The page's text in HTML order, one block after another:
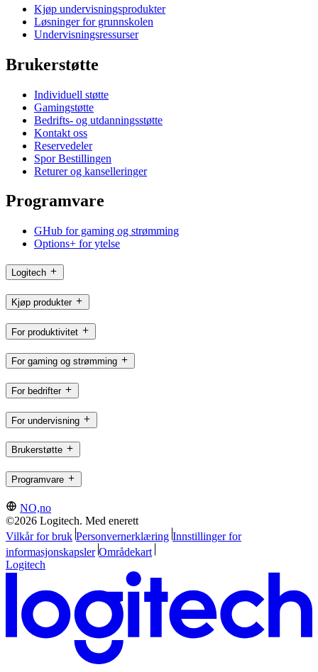
Kjøp undervisningsprodukter
Løsninger for grunnskolen
Undervisningsressurser
Brukerstøtte
Individuell støtte
Gamingstøtte
Bedrifts- og utdanningsstøtte
Kontakt oss
Reservedeler
Spor Bestillingen
Returer og kanselleringer
Programvare
GHub for gaming og strømming
Options+ for ytelse
Logitech
Kjøp produkter
For produktivitet
For gaming og strømming
For bedrifter
For undervisning
Brukerstøtte
Programvare
NO,no
©2026 Logitech. Med enerett
Vilkår for bruk Personvernerklæring Innstillinger for
informasjonskapsler Områdekart
Logitech